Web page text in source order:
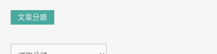
文章分類
章